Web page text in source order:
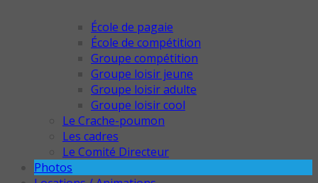
École de pagaie
École de compétition
Groupe compétition
Groupe loisir jeune
Groupe loisir adulte
Groupe loisir cool
Le Crache-poumon
Les cadres
Le Comité Directeur
Photos